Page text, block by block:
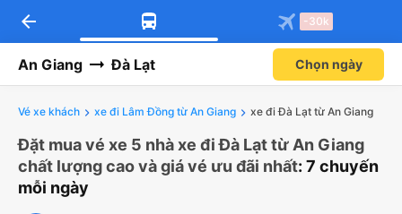
arrow_back -30k
An Giang Đà Lạt Chọn ngày
Vé xe khách xe đi Lâm Đồng từ An Giang xe đi Đà Lạt từ An Giang
Đặt mua vé xe 5 nhà xe đi Đà Lạt từ An Giang
chất lượng cao và giá vé ưu đãi nhất: 7 chuyến
mỗi ngày